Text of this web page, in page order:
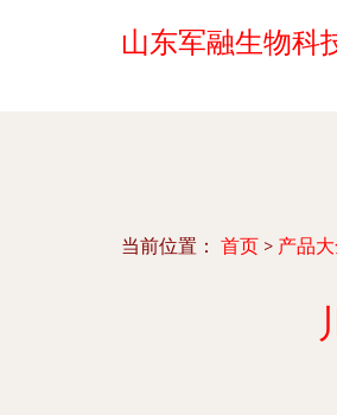
山东军融生物科
当前位置： 首页 > 产品